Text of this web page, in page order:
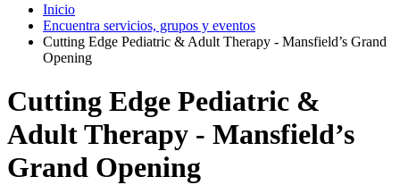
Inicio
Encuentra servicios, grupos y eventos
Cutting Edge Pediatric & Adult Therapy - Mansfield’s Grand
Opening
Cutting Edge Pediatric &
Adult Therapy - Mansfield’s
Grand Opening